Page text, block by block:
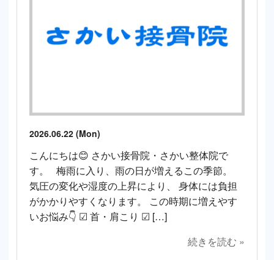
2026.06.22 (Mon)
こんにちは😊 さかい接骨院・さかい整体院で
す。 梅雨に入り、雨の日が増えるこの季節。
気圧の変化や湿度の上昇により、 身体には負担
がかかりやすくなります。 この時期に増えやす
いお悩み👇 ☑ 首・肩こり ☑ […]
続きを読む »